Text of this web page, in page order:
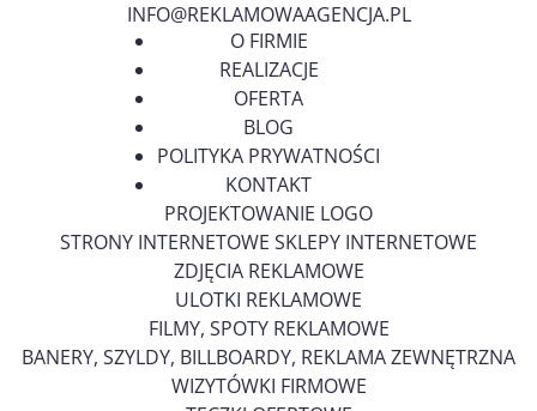
INFO@REKLAMOWAAGENCJA.PL
O FIRMIE
REALIZACJE
OFERTA
BLOG
POLITYKA PRYWATNOŚCI
KONTAKT
PROJEKTOWANIE LOGO
STRONY INTERNETOWE SKLEPY INTERNETOWE
ZDJĘCIA REKLAMOWE
ULOTKI REKLAMOWE
FILMY, SPOTY REKLAMOWE
BANERY, SZYLDY, BILLBOARDY, REKLAMA ZEWNĘTRZNA
WIZYTÓWKI FIRMOWE